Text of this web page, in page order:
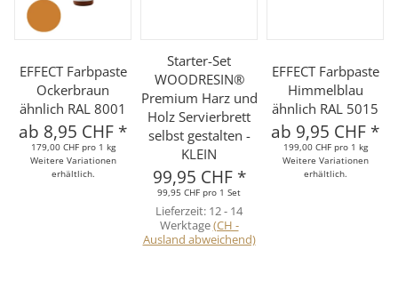
EFFECT Farbpaste
Ockerbraun
ähnlich RAL 8001
ab 8,95 CHF *
179,00 CHF pro 1 kg
Weitere Variationen
erhältlich.
Starter-Set
WOODRESIN®
Premium Harz und
Holz Servierbrett
selbst gestalten -
KLEIN
99,95 CHF *
99,95 CHF pro 1 Set
Lieferzeit: 12 - 14
Werktage(CH -
Ausland abweichend)
EFFECT Farbpaste
Himmelblau
ähnlich RAL 5015
ab 9,95 CHF *
199,00 CHF pro 1 kg
Weitere Variationen
erhältlich.